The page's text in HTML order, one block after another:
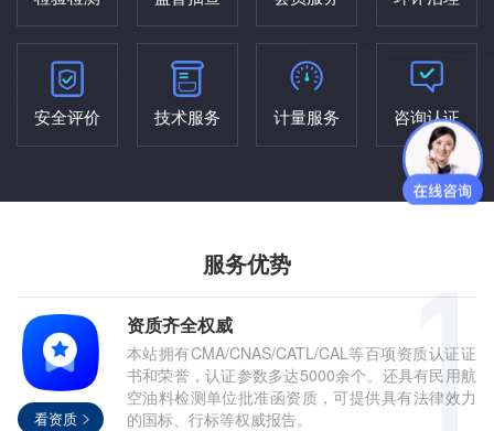
安全评价 技术服务 计量服务 咨询认证
服务优势
看资质
资质齐全权威
本站拥有CMA/CNAS/CATL/CAL等百项资质认证证
书和荣誉，认证参数多达5000余个。还具有民用航
空油料检测单位批准函资质，可提供具有法律效力
的国标、行标等权威报告。